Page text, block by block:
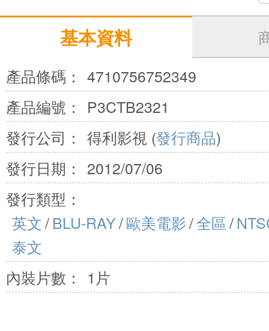
基本資料
產品條碼： 4710756752349
產品編號：
P3CTB2321
發行公司： 得利影視 (發行商品)
發行日期：
2012/07/06
發行類型：
英文/BLU-RAY/歐美電影/全區/
泰文
內裝片數：
1片